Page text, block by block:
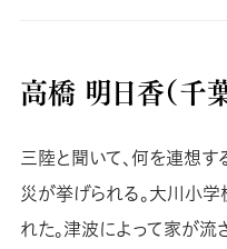
高橋 明日香（千
三陸と聞いて、何を連想す
災が挙げられる。大川小
れた。津波によって家が流